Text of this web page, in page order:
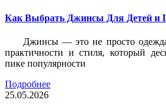
Как Выбрать Джинсы Для Детей и
Джинсы — это не просто
практичности и стиля, который
пике популярности
Подробнее
25.05.2026